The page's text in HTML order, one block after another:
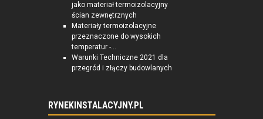
jako materiał termoizolacyjny
ścian zewnętrznych
Materiały termoizolacyjne
przeznaczone do wysokich
temperatur -...
Warunki Techniczne 2021 dla
przegród i złączy budowlanych
RYNEKINSTALACYJNY.PL